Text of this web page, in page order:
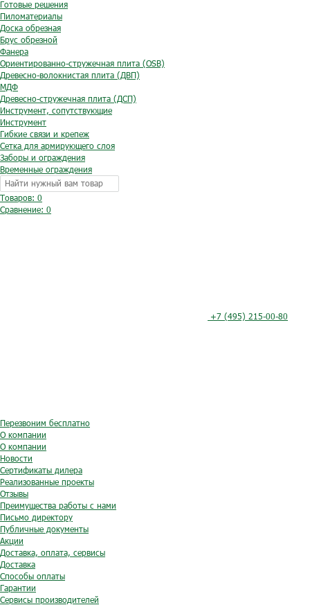
Готовые решения
Пиломатериалы
Доска обрезная
Брус обрезной
Фанера
Ориентированно-стружечная плита (OSB)
Древесно-волокнистая плита (ДВП)
МДФ
Древесно-стружечная плита (ДСП)
Инструмент, сопутствующие
Инструмент
Гибкие связи и крепеж
Сетка для армирующего слоя
Заборы и ограждения
Временные ограждения
Товаров: 0
Сравнение: 0
+7 (495) 215-00-80
Перезвоним бесплатно
О компании
О компании
Новости
Сертификаты дилера
Реализованные проекты
Отзывы
Преимущества работы с нами
Письмо директору
Публичные документы
Акции
Доставка, оплата, сервисы
Доставка
Способы оплаты
Гарантии
Сервисы производителей